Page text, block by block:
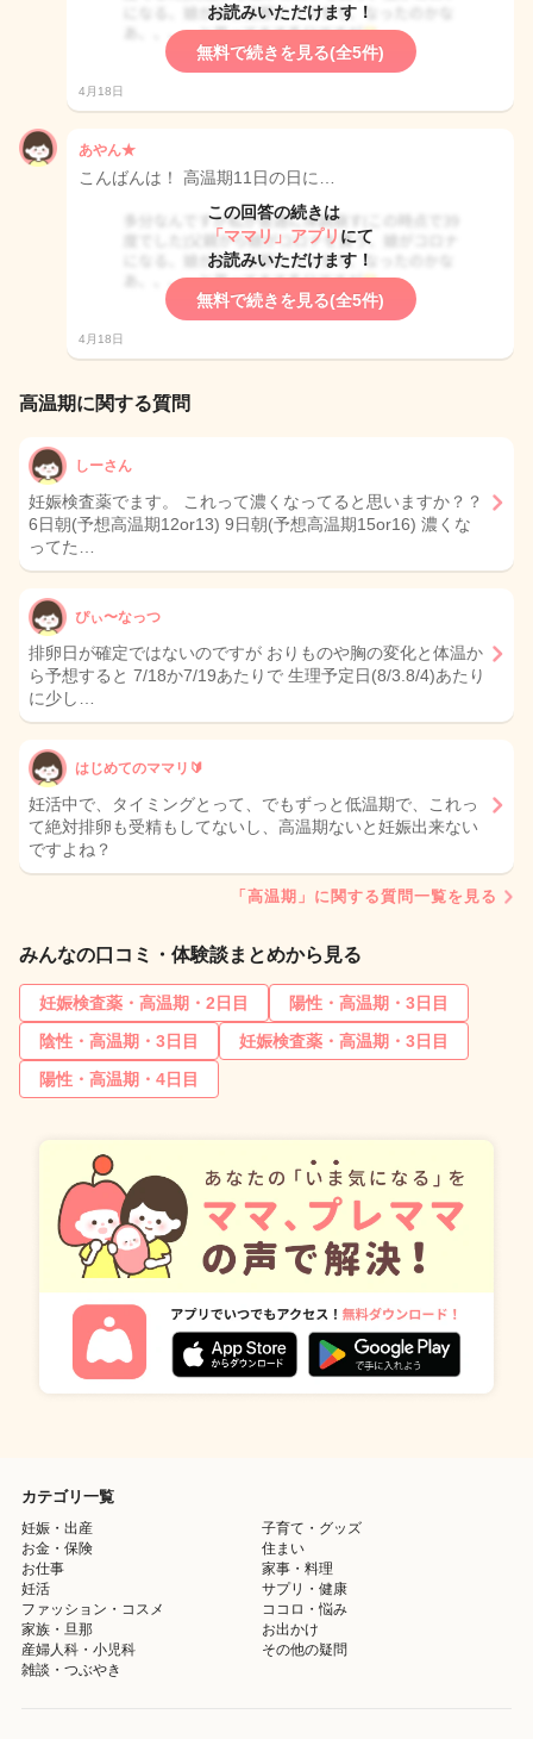
お読みいただけます！
無料で続きを見る(全5件)
4月18日
あやん★
こんばんは！ 高温期11日の日に…
この回答の続きは
「ママリ」アプリ にて
お読みいただけます！
無料で続きを見る(全5件)
4月18日
高温期に関する質問
しーさん
妊娠検査薬でます。 これって濃くなってると思いますか？？
6日朝(予想高温期12or13) 9日朝(予想高温期15or16) 濃くな
ってた…
ぴぃ〜なっつ
排卵日が確定ではないのですが おりものや胸の変化と体温か
ら予想すると 7/18か7/19あたりで 生理予定日(8/3.8/4)あたり
に少し…
はじめてのママリ🔰
妊活中で、タイミングとって、でもずっと低温期で、これっ
て絶対排卵も受精もしてないし、高温期ないと妊娠出来ない
ですよね？
「高温期」に関する質問一覧を見る
みんなの口コミ・体験談まとめから見る
妊娠検査薬・高温期・2日目
陽性・高温期・3日目
陰性・高温期・3日目
妊娠検査薬・高温期・3日目
陽性・高温期・4日目
カテゴリ一覧
妊娠・出産
子育て・グッズ
お金・保険
住まい
お仕事
家事・料理
妊活
サプリ・健康
ファッション・コスメ
ココロ・悩み
家族・旦那
お出かけ
産婦人科・小児科
その他の疑問
雑談・つぶやき